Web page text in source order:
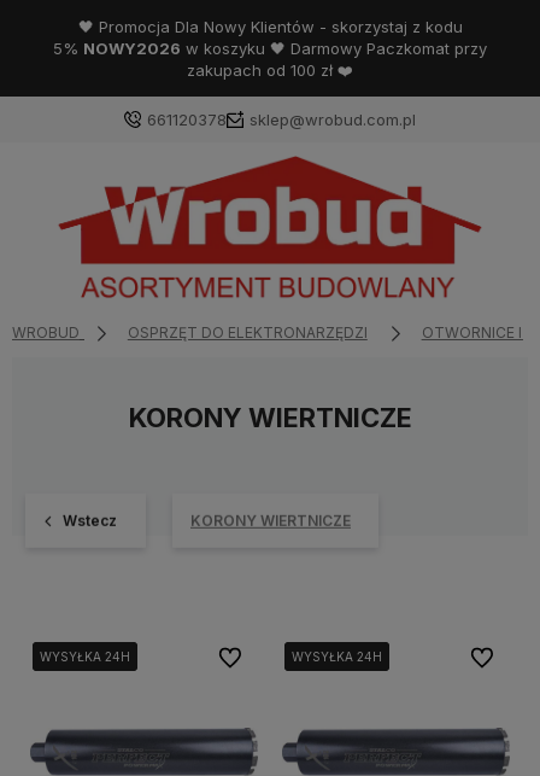
🖤 Promocja Dla Nowy Klientów - skorzystaj z kodu
5% NOWY2026 w koszyku 🖤 Darmowy Paczkomat przy
zakupach od 100 zł ❤️
661120378 sklep@wrobud.com.pl
WROBUD OSPRZĘT DO ELEKTRONARZĘDZI OTWORNICE I
KORONY WIERTNICZE
Wstecz KORONY WIERTNICZE
WYSYŁKA 24H
WYSYŁKA 24H
WYSYŁKA 24H Do ulubionychWYSYŁKA 24H
WYSYŁKA 24H
WYSYŁKA 24H Do